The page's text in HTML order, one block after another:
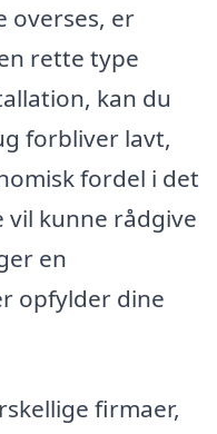
overses, er
rette type
kan du
forbliver lavt,
fordel i det
vil kunne rådgive
en
opfylder dine
firmaer,